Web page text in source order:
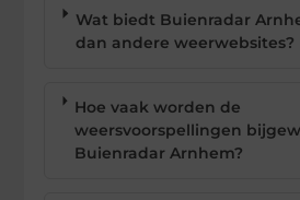
Wat biedt Buienradar
dan andere weerwebsites?
Hoe vaak worden de
weersvoorspellingen
Buienradar Arnhem?